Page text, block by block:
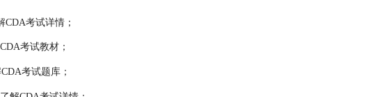
CDA考试详情；
考试教材；
考试题库；